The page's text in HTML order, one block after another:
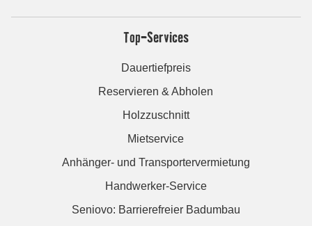
Top-Services
Dauertiefpreis
Reservieren & Abholen
Holzzuschnitt
Mietservice
Anhänger- und Transportervermietung
Handwerker-Service
Seniovo: Barrierefreier Badumbau